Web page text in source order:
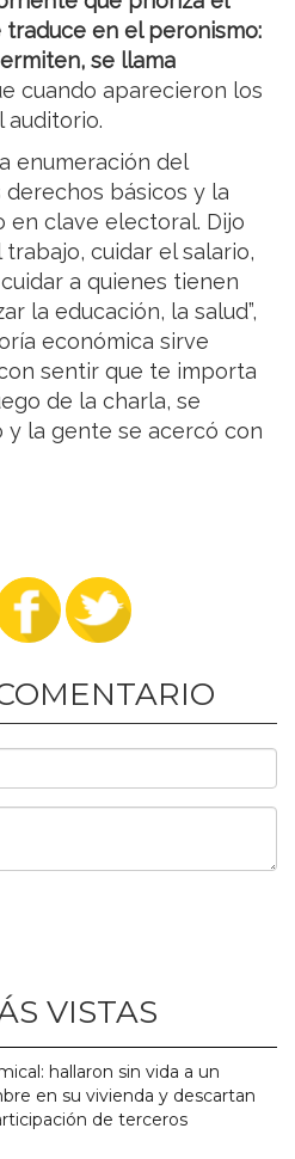
en el peronismo:
se llama
cuando aparecieron los
auditorio.
enumeración del
básicos y la
en clave electoral. Dijo
trabajo, cuidar el salario,
a quienes tienen
la educación, la salud”,
económica sirve
sentir que te importa
de la charla, se
y la gente se acercó con
VISTAS
hallaron sin vida a un
en su vivienda y descartan
de terceros